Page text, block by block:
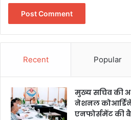
Recent Popular
मुख्य सचिव की
नेशनल
एनफोर्समेंट की